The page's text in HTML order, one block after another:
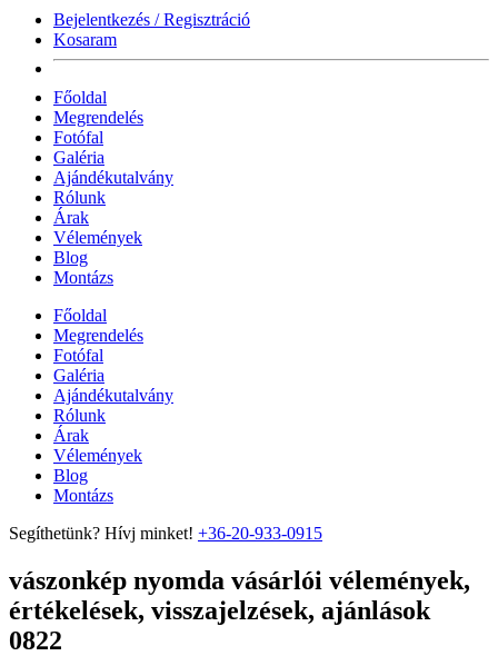
Bejelentkezés / Regisztráció
Kosaram
Főoldal
Megrendelés
Fotófal
Galéria
Ajándékutalvány
Rólunk
Árak
Vélemények
Blog
Montázs
Főoldal
Megrendelés
Fotófal
Galéria
Ajándékutalvány
Rólunk
Árak
Vélemények
Blog
Montázs
Segíthetünk? Hívj minket! +36-20-933-0915
vászonkép nyomda vásárlói vélemények,
értékelések, visszajelzések, ajánlások
0822